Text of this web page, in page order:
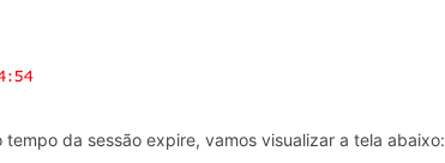
tempo da sessão expire, vamos visualizar a tela abaixo: